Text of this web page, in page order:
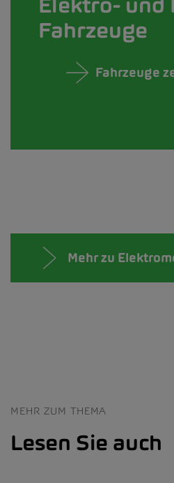
Elektro- und
Fahrzeuge
Fahrzeuge
Mehr zu
MEHR ZUM THEMA
Lesen Sie auch